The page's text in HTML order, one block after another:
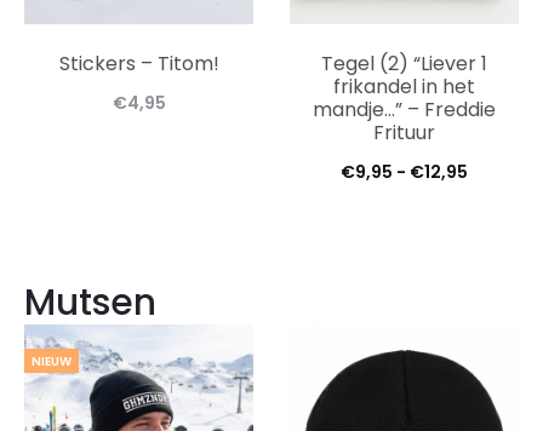
Stickers – Titom!
€4,95
Tegel (2) “Liever 1
frikandel in het
mandje…” – Freddie
Frituur
€9,95 - €12,95
Mutsen
NIEUW